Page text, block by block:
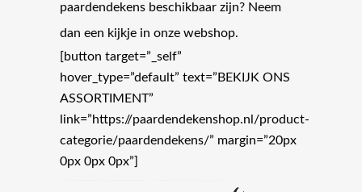
paardendekens beschikbaar zijn? Neem
dan een kijkje in onze webshop.
[button target=”_self”
hover_type=”default” text=”BEKIJK ONS
ASSORTIMENT”
link=”https://paardendekenshop.nl/product-
categorie/paardendekens/” margin=”20px
0px 0px 0px”]